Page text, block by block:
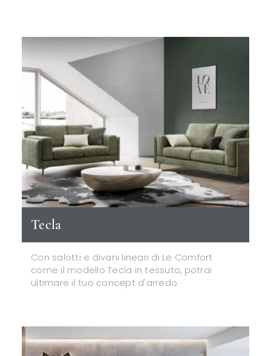
Tecla
Con salotti e divani lineari di Le Comfort
come il modello Tecla in tessuto, potrai
ultimare il tuo concept d'arredo.